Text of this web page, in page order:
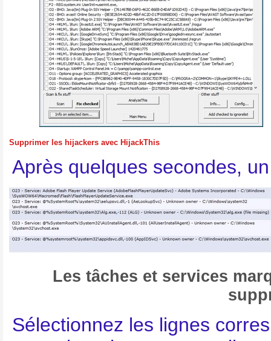
Supprimer les hijackers avec HijackThis
Après quelques secondes,
Les tâches et services
Sélectionnez les lignes